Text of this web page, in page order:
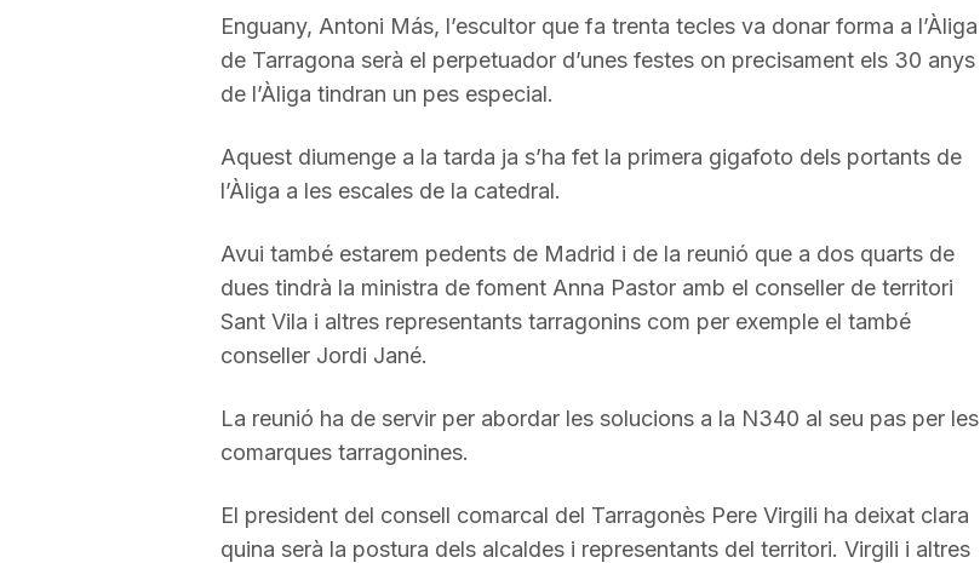
Enguany, Antoni Más, l’escultor que fa trenta tecles va donar forma a l’Àliga
de Tarragona serà el perpetuador d’unes festes on precisament els 30 anys
de l’Àliga tindran un pes especial.
Aquest diumenge a la tarda ja s’ha fet la primera gigafoto dels portants de
l’Àliga a les escales de la catedral.
Avui també estarem pedents de Madrid i de la reunió que a dos quarts de
dues tindrà la ministra de foment Anna Pastor amb el conseller de territori
Sant Vila i altres representants tarragonins com per exemple el també
conseller Jordi Jané.
La reunió ha de servir per abordar les solucions a la N340 al seu pas per les
comarques tarragonines.
El president del consell comarcal del Tarragonès Pere Virgili ha deixat clara
quina serà la postura dels alcaldes i representants del territori. Virgili i altres